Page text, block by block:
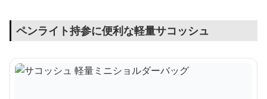
ペンライト持参に便利な軽量サコッシュ